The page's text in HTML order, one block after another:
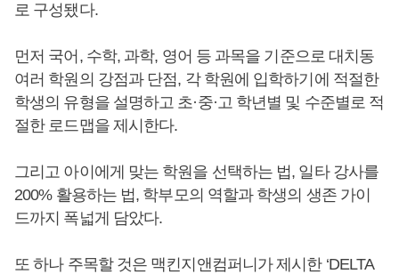
로 구성됐다.
먼저 국어, 수학, 과학, 영어 등 과목을 기준으로 대치동
여러 학원의 강점과 단점, 각 학원에 입학하기에 적절한
학생의 유형을 설명하고 초·중·고 학년별 및 수준별로 적
절한 로드맵을 제시한다.
그리고 아이에게 맞는 학원을 선택하는 법, 일타 강사를
200% 활용하는 법, 학부모의 역할과 학생의 생존 가이
드까지 폭넓게 담았다.
또 하나 주목할 것은 맥킨지앤컴퍼니가 제시한 ‘DELTA